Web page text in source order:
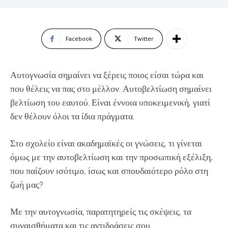
Facebook Twitter
Αυτογνωσία σημαίνει να ξέρεις ποιος είσαι τώρα και
που θέλεις να πας στο μέλλον. Αυτοβελτίωση σημαίνει
βελτίωση του εαυτού. Είναι έννοια υποκειμενική, γιατί
δεν θέλουν όλοι τα ίδια πράγματα.
Στο σχολείο είναι ακαδημαϊκές οι γνώσεις, τι γίνεται
όμως με την αυτοβελτίωση και την προσωπική εξέλιξη,
που παίζουν ισότιμο, ίσως και σπουδαιότερο ρόλο στη
ζωή μας?
Με την αυτογνωσία, παρατητηρείς τις σκέψεις, τα
συναισθήματα και τις αντιδράσεις σου.